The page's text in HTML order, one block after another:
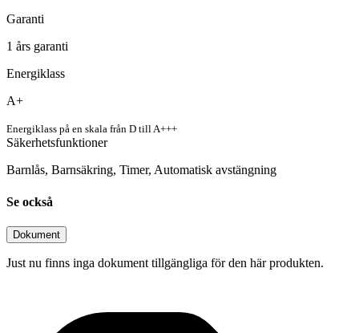
Garanti
1 års garanti
Energiklass
A+
Energiklass på en skala från D till A+++
Säkerhetsfunktioner
Barnlås, Barnsäkring, Timer, Automatisk avstängning
Se också
Dokument
Just nu finns inga dokument tillgängliga för den här produkten.